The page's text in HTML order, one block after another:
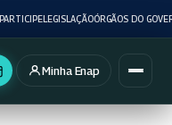
PARTICIPELEGISLAÇÃOÓRGÃOS DO
Minha Enap